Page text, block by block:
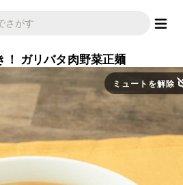
！ ガリバタ肉野菜正麺
ミュートを解除